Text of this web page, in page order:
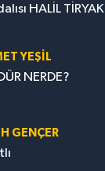
HALİL TİRYAKİ
YEŞİL
NERDE?
GENÇER